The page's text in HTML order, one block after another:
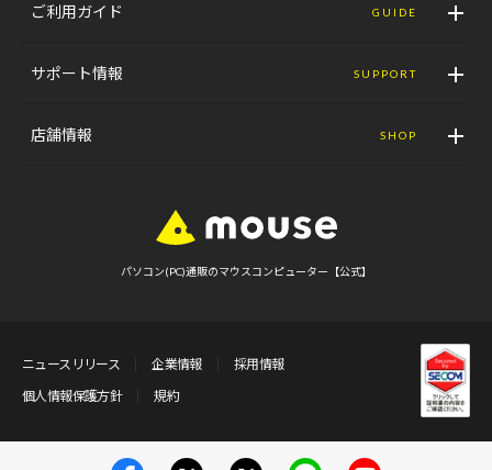
ご利用ガイド GUIDE
サポート情報 SUPPORT
店舗情報 SHOP
パソコン(PC)通販のマウスコンピューター【公式】
ニュースリリース 企業情報
採用情報
個人情報保護方針
規約